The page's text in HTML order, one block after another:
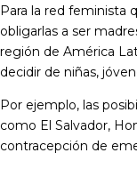
Para la red feminista
obligarlas a ser
región de América
decidir de niñas,
Por ejemplo, las
como El Salvador,
contracepción de